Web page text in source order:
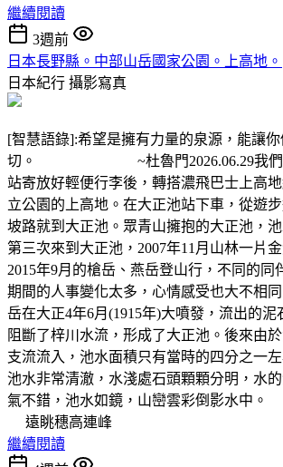
繼續閱讀
3週前
日本長野縣。中部山岳國家公園。上高地。
日本紀行 攝影寫真
[智慧語錄]:希望是擁有力量的泉源，能讓
切。 ~杜魯門2026.06.29我們在
站寄放好輕便行李後，轉搭濃飛巴士上高
立公園的上高地。在大正池站下車，從遊
坡路就到大正池。眾青山擁抱的大正池，
第三次來到大正池，2007年11月山林一片
2015年9月的槍岳、燕岳登山行，不同的同
期間的人事變化太多，心情感受也大不相
岳在大正4年6月(1915年)大噴發，流出的泥
阻斷了梓川水流，形成了大正池。後來由
支流流入，池水面積只有當時的四分之一
池水非常清澈，水淺處石頭顆顆分明，水
氣不錯，池水如鏡，山巒雲
遠眺穗高連峰
繼續閱讀